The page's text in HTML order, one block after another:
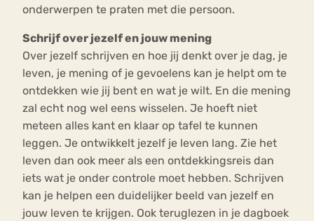
onderwerpen te praten met die persoon.
Schrijf over jezelf en jouw mening
Over jezelf schrijven en hoe jij denkt over je dag, je
leven, je mening of je gevoelens kan je helpt om te
ontdekken wie jij bent en wat je wilt. En die mening
zal echt nog wel eens wisselen. Je hoeft niet
meteen alles kant en klaar op tafel te kunnen
leggen. Je ontwikkelt jezelf je leven lang. Zie het
leven dan ook meer als een ontdekkingsreis dan
iets wat je onder controle moet hebben. Schrijven
kan je helpen een duidelijker beeld van jezelf en
jouw leven te krijgen. Ook teruglezen in je dagboek